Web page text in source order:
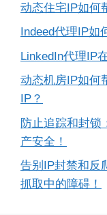
动态住宅IP如何
Indeed代理IP如
LinkedIn代理IP
动态机房IP如何
IP？
防止追踪和封锁
产安全！
告别IP封禁和反
抓取中的障碍！